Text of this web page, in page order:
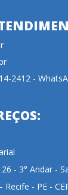
2412 -
- 3° Andar -
- PE -